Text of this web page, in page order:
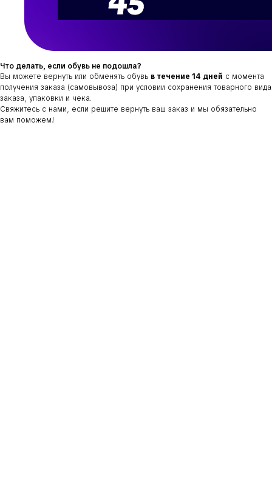
Что делать, если обувь не подошла?
Вы можете вернуть или обменять обувь в течение 14 дней с момента
получения заказа (самовывоза) при условии сохранения товарного вида
заказа, упаковки и чека.
Свяжитесь с нами, если решите вернуть ваш заказ и мы обязательно
вам поможем!